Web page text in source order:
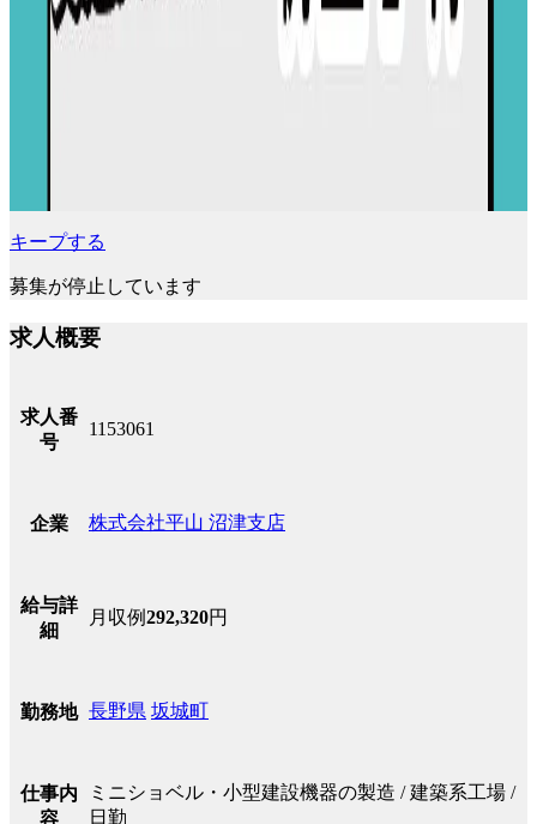
キープする
募集が停止しています
求人概要
求人番
号
1153061
企業 株式会社平山 沼津支店
給与詳
細
月収例292,320円
勤務地 長野県 坂城町
仕事内
容
ミニショベル・小型建設機器の製造 / 建築系工場 /
日勤